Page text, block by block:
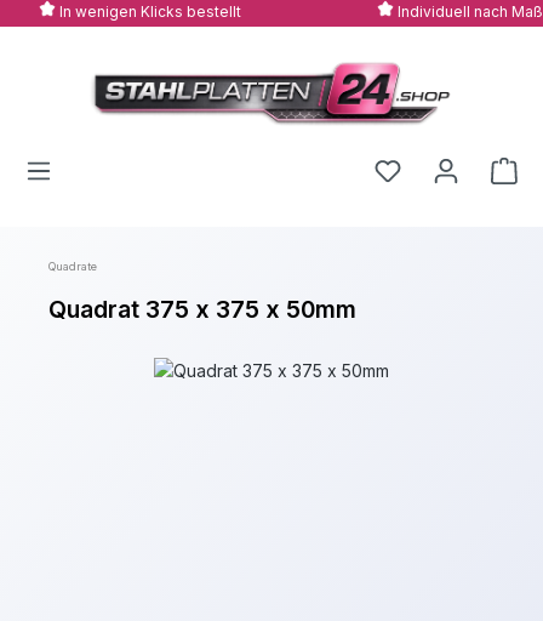
Zum Hauptinhalt springen
In wenigen Klicks bestellt Individuell nach Maß
Quadrate
Quadrat 375 x 375 x 50mm
Bildergalerie überspringen